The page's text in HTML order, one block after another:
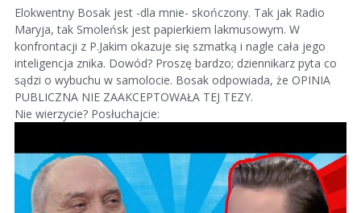
Elokwentny Bosak jest -dla mnie- skończony. Tak jak Radio
Maryja, tak Smoleńsk jest papierkiem lakmusowym. W
konfrontacji z P.Jakim okazuje się szmatką i nagle cała jego
inteligencja znika. Dowód? Proszę bardzo; dziennikarz pyta co
sądzi o wybuchu w samolocie. Bosak odpowiada, że OPINIA
PUBLICZNA NIE ZAAKCEPTOWAŁA TEJ TEZY.
Nie wierzycie? Posłuchajcie: